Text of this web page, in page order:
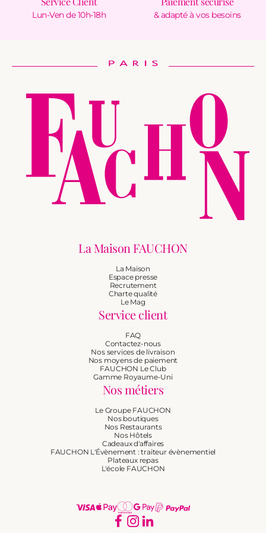
Lun-Ven de 10h-18h & adapté à vos besoins
La Maison FAUCHON
La Maison
Espace presse
Recrutement
Charte qualité
Le Mag
Service client
FAQ
Contactez-nous
Nos services de livraison
Nos moyens de paiement
FAUCHON Le Club
Gamme Royaume-Uni
Nos métiers
Le Groupe FAUCHON
Nos boutiques
Nos Restaurants
Nos Hôtels
Cadeaux d'affaires
FAUCHON L'Évènement : traiteur évènementiel
Plateaux repas
L'école FAUCHON